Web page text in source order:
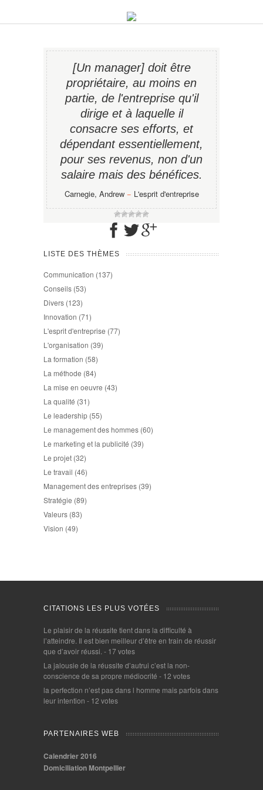
[Un manager] doit être
propriétaire, au moins en
partie, de l'entreprise qu'il
dirige et à laquelle il
consacre ses efforts, et
dépendant essentiellement,
pour ses revenus, non d'un
salaire mais des bénéfices.
Carnegie, Andrew− L'esprit d'entreprise
LISTE DES THÈMES
Communication (137)
Conseils (53)
Divers (123)
Innovation (71)
L'esprit d'entreprise (77)
L'organisation (39)
La formation (58)
La méthode (84)
La mise en oeuvre (43)
La qualité (31)
Le leadership (55)
Le management des hommes (60)
Le marketing et la publicité (39)
Le projet (32)
Le travail (46)
Management des entreprises (39)
Stratégie (89)
Valeurs (83)
Vision (49)
CITATIONS LES PLUS VOTÉES
Le plaisir de la réussite tient dans la difficulté à
l’atteindre. Il est bien meilleur d’être en train de réussir
que d’avoir réussi. - 17 votes
La jalousie de la réussite d’autrui c’est la non-
conscience de sa propre médiocrité - 12 votes
la perfection n’est pas dans l homme mais parfois dans
leur intention - 12 votes
PARTENAIRES WEB
Calendrier 2016
Domiciliation Montpellier